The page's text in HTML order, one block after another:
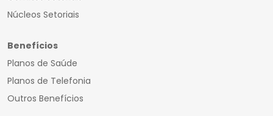
Núcleos Setoriais
Benefícios
Planos de Saúde
Planos de Telefonia
Outros Benefícios